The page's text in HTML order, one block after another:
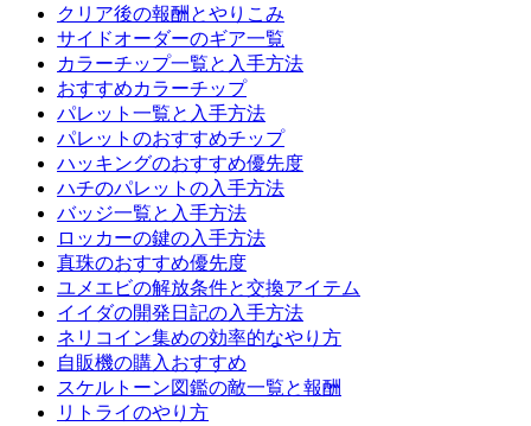
クリア後の報酬とやりこみ
サイドオーダーのギア一覧
カラーチップ一覧と入手方法
おすすめカラーチップ
パレット一覧と入手方法
パレットのおすすめチップ
ハッキングのおすすめ優先度
ハチのパレットの入手方法
バッジ一覧と入手方法
ロッカーの鍵の入手方法
真珠のおすすめ優先度
ユメエビの解放条件と交換アイテム
イイダの開発日記の入手方法
ネリコイン集めの効率的なやり方
自販機の購入おすすめ
スケルトーン図鑑の敵一覧と報酬
リトライのやり方